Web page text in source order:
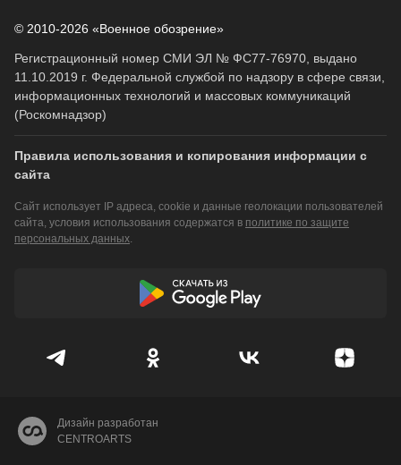
© 2010-2026 «Военное обозрение»
Регистрационный номер СМИ ЭЛ № ФС77-76970, выдано
11.10.2019 г. Федеральной службой по надзору в сфере связи,
информационных технологий и массовых коммуникаций
(Роскомнадзор)
Правила использования и копирования информации с
сайта
Сайт использует IP адреса, cookie и данные геолокации пользователей
сайта, условия использования содержатся в политике по защите
персональных данных.
Дизайн разработан
CENTROARTS